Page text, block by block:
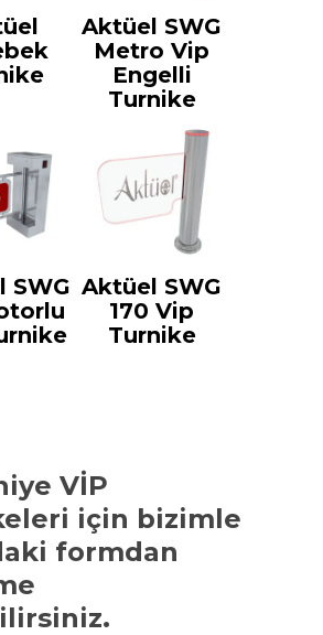
Aktüel SWG
Metro Vip
Engelli
Turnike
SWG Aktüel SWG
170 Vip
Turnike
VİP
için bizimle
formdan